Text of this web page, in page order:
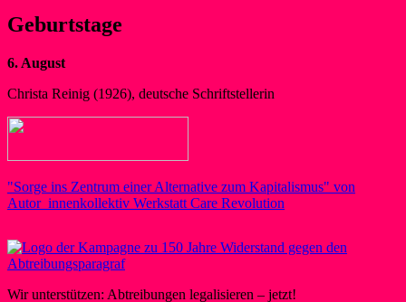
Geburtstage
6. August
Christa Reinig (1926), deutsche Schriftstellerin
"Sorge ins Zentrum einer Alternative zum Kapitalismus" von
Autor_innenkollektiv Werkstatt Care Revolution
Wir unterstützen: Abtreibungen legalisieren – jetzt!